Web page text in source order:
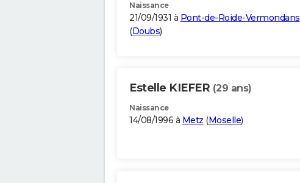
Naissance
21/09/1931 à Pont-de-Roide-Vermondans
(Doubs)
Estelle KIEFER (29 ans)
Naissance
14/08/1996 à Metz (Moselle)